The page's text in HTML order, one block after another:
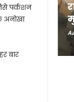
पर्कशन
अनोखा
बार